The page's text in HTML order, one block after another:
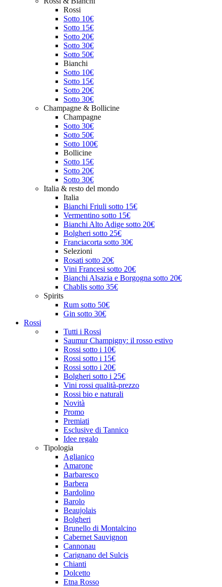
Rossi
Sotto 10€
Sotto 15€
Sotto 20€
Sotto 30€
Sotto 50€
Bianchi
Sotto 10€
Sotto 15€
Sotto 20€
Sotto 30€
Champagne & Bollicine
Champagne
Sotto 30€
Sotto 50€
Sotto 100€
Bollicine
Sotto 15€
Sotto 20€
Sotto 30€
Italia & resto del mondo
Italia
Bianchi Friuli sotto 15€
Vermentino sotto 15€
Bianchi Alto Adige sotto 20€
Bolgheri sotto 25€
Franciacorta sotto 30€
Selezioni
Rosati sotto 20€
Vini Francesi sotto 20€
Bianchi Alsazia e Borgogna sotto 20€
Chablis sotto 35€
Spirits
Rum sotto 50€
Gin sotto 30€
Rossi
Tutti i Rossi
Saumur Champigny: il rosso estivo
Rossi sotto i 10€
Rossi sotto i 15€
Rossi sotto i 20€
Bolgheri sotto i 25€
Vini rossi qualità-prezzo
Rossi bio e naturali
Novità
Promo
Premiati
Esclusive di Tannico
Idee regalo
Tipologia
Aglianico
Amarone
Barbaresco
Barbera
Bardolino
Barolo
Beaujolais
Bolgheri
Brunello di Montalcino
Cabernet Sauvignon
Cannonau
Carignano del Sulcis
Chianti
Dolcetto
Etna Rosso